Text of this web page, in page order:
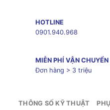
HOTLINE
0901.940.968
MIỄN PHÍ VẬN CHUYỂN
Đơn hàng > 3 triệu
THÔNG SỐ KỸ THUẬT